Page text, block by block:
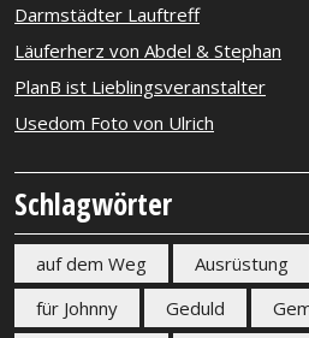
Darmstädter Lauftreff
Läuferherz von Abdel & Stephan
PlanB ist Lieblingsveranstalter
Usedom Foto von Ulrich
Schlagwörter
auf dem Weg Ausrüstung
für Johnny
Geduld